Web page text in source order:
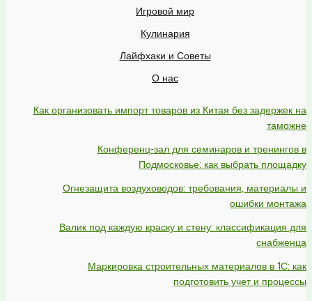
Игровой мир
Кулинария
Лайфхаки и Советы
О нас
Как организовать импорт товаров из Китая без задержек на
таможне
Конференц-зал для семинаров и тренингов в
Подмосковье: как выбрать площадку
Огнезащита воздуховодов: требования, материалы и
ошибки монтажа
Валик под каждую краску и стену: классификация для
снабженца
Маркировка строительных материалов в 1С: как
подготовить учет и процессы